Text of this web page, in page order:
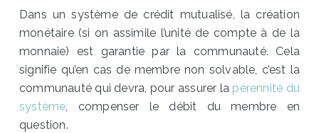
Dans un système de crédit mutualisé, la création
monétaire (si on assimile l’unité de compte à de la
monnaie) est garantie par la communauté. Cela
signifie qu’en cas de membre non solvable, c’est la
communauté qui devra, pour assurer la pérennité du
système, compenser le débit du membre en
question.